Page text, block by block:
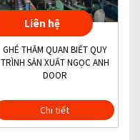
Liên hệ
GHÉ THĂM QUAN BIẾT QUY
TRÌNH SẢN XUẤT NGỌC ANH
DOOR
Chi tiết